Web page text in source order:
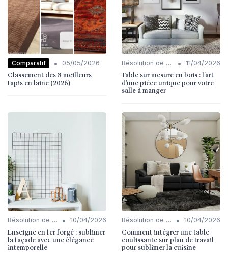
Comparatif • 05/05/2026
Classement des 8 meilleurs
tapis en laine (2026)
Résolution de Problèmes Communs • 11/04/2026
Table sur mesure en bois : l’art
d’une pièce unique pour votre
salle à manger
Résolution de Problèmes Communs • 10/04/2026
Enseigne en fer forgé : sublimer
la façade avec une élégance
intemporelle
Résolution de Problèmes Communs • 10/04/2026
Comment intégrer une table
coulissante sur plan de travail
pour sublimer la cuisine